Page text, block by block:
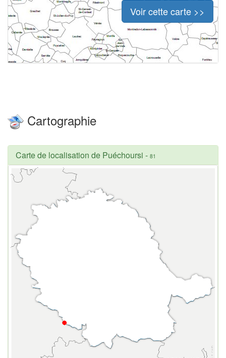
Voir cette carte >>
Cartographie
Carte de localisation de Puéchoursi - 81